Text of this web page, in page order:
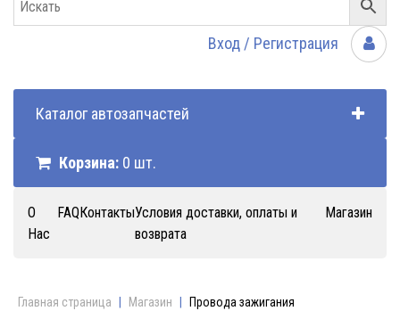
Вход / Регистрация
Каталог автозапчастей
Корзина: 0 шт.
О
Нас
FAQКонтактыУсловия доставки, оплаты и
возврата
Магазин
Главная страница Магазин
Провода зажигания